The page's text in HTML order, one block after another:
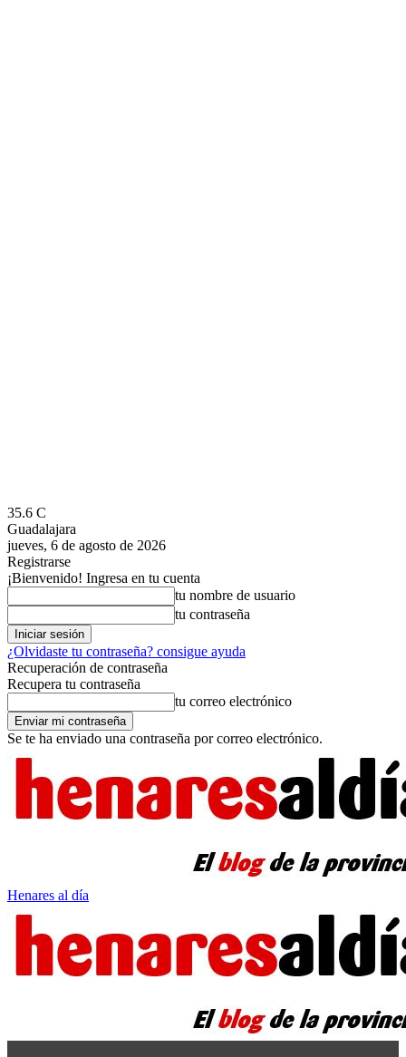
35.6 C
Guadalajara
jueves, 6 de agosto de 2026
Registrarse
¡Bienvenido! Ingresa en tu cuenta
tu nombre de usuario
tu contraseña
¿Olvidaste tu contraseña? consigue ayuda
Recuperación de contraseña
Recupera tu contraseña
tu correo electrónico
Se te ha enviado una contraseña por correo electrónico.
Henares al día